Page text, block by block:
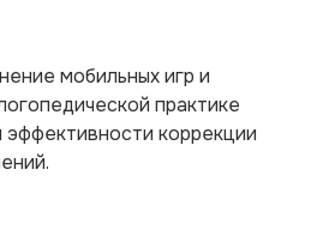
мобильных игр и
практике
коррекции